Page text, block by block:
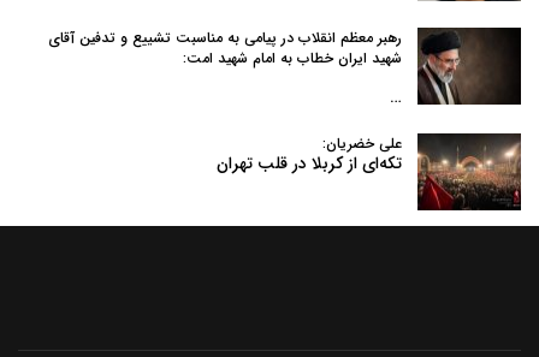
رهبر معظم انقلاب در پیامی به‌ مناسبت تشییع و تدفین آقای
شهید ایران خطاب به امام شهید امت:
…
علی خضریان:
تکه‌ای از کربلا در قلب تهران